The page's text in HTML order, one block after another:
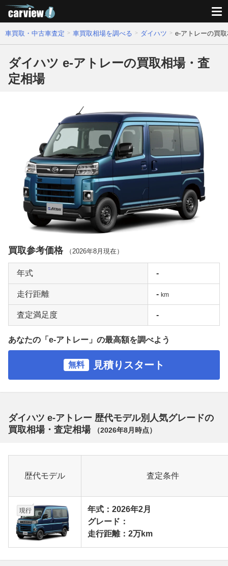
車買取・中古車査定 車買取相場を調べる ダイハツ e-アトレーの買
ダイハツ e-アトレーの買取相場・査
定相場
買取参考価格 （ 2026年8月 現在）
年式 -
走行距離 - km
査定満足度 -
あなたの「e-アトレー」の最高額を調べよう
無料 見積りスタート
ダイハツ e-アトレー 歴代モデル別人気グレードの
買取相場・査定相場
（2026年8月 時点）
歴代モデル 査定条件
現行
年式：2026年2月
グレード：
走行距離：2万km